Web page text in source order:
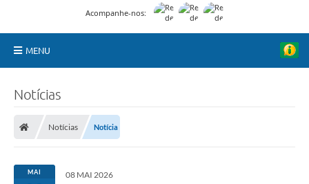
Acompanhe-nos:
MENU
Portal da Transparência
Notícias
Notícias Notícia
MAI 08 MAI 2026